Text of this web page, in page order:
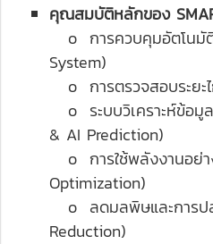
คุณสมบัติหลักของ
o การควบคุมอัตโนมั
System)
o การตรวจสอบระยะ
o ระบบวิเคราะห์ข้อมู
& AI Prediction)
o การใช้พลังงานอย่า
Optimization)
o ลดมลพิษและการป
Reduction)